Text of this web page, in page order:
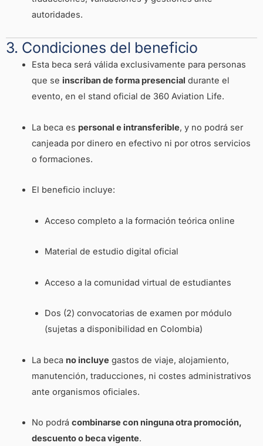
autoridades.
3. Condiciones del beneficio
Esta beca será válida exclusivamente para personas
que se inscriban de forma presencial durante el
evento, en el stand oficial de 360 Aviation Life.
La beca es personal e intransferible, y no podrá ser
canjeada por dinero en efectivo ni por otros servicios
o formaciones.
El beneficio incluye:
Acceso completo a la formación teórica online
Material de estudio digital oficial
Acceso a la comunidad virtual de estudiantes
Dos (2) convocatorias de examen por módulo
(sujetas a disponibilidad en Colombia)
La beca no incluye gastos de viaje, alojamiento,
manutención, traducciones, ni costes administrativos
ante organismos oficiales.
No podrá combinarse con ninguna otra promoción,
descuento o beca vigente.